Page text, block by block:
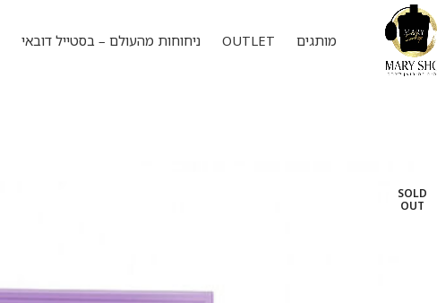
מותגים OUTLET ניחוחות מהעולם – בסטייל דובאי
SOLD
OUT